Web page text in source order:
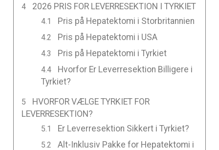
2026 PRIS FOR LEVERRESEKTION I TYRKIET
Pris på Hepatektomi i Storbritannien
Pris på Hepatektomi i USA
Pris på Hepatektomi i Tyrkiet
Hvorfor Er Leverresektion Billigere i
Tyrkiet?
HVORFOR VÆLGE TYRKIET FOR
LEVERRESEKTION?
Er Leverresektion Sikkert i Tyrkiet?
Alt-Inklusiv Pakke for Hepatektomi i